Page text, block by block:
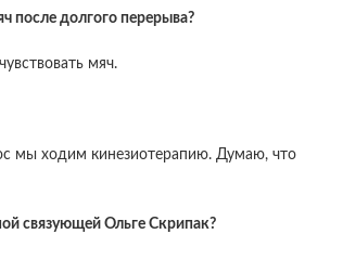
после долгого перерыва?
мяч.
мы ходим кинезиотерапию. Думаю, что
связующей Ольге Скрипак?